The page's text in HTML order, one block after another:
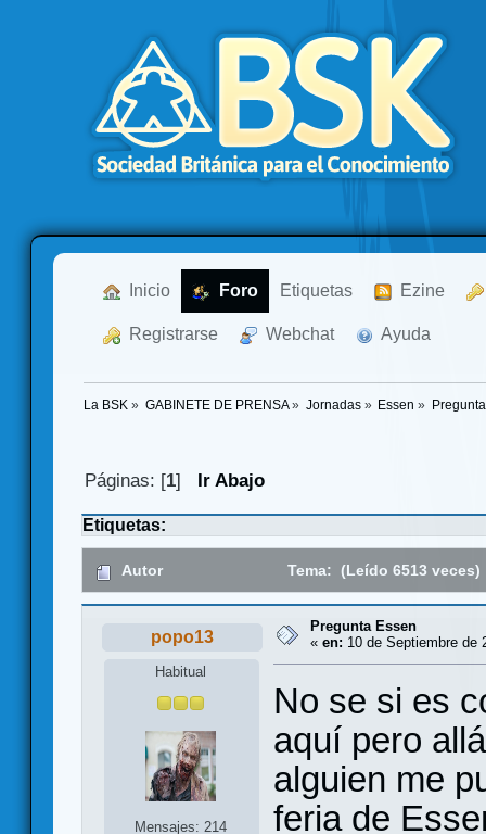
Inicio Foro Etiquetas Ezine
Registrarse Webchat Ayuda
La BSK » GABINETE DE PRENSA» Jornadas» Essen »
Páginas: [1] Ir Abajo
Etiquetas:
Autor Tema: (Leído 6513 veces)
popo13
Habitual
Mensajes: 214
Pregunta Essen
« en: 10 de Septiembre de
No se si es
aquí pero
alguien me
feria de